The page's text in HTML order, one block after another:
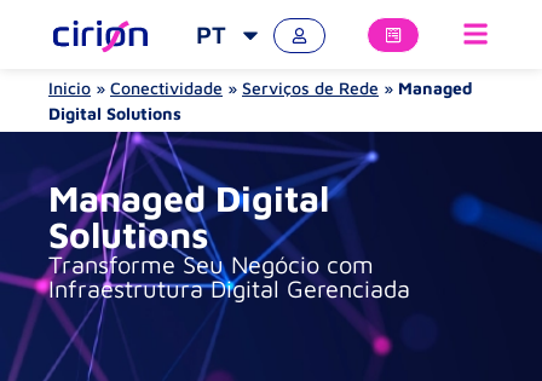
PT
Inicio » Conectividade » Serviços de Rede » Managed
Digital Solutions
Managed Digital
Solutions
Transforme Seu Negócio com
Infraestrutura Digital Gerenciada